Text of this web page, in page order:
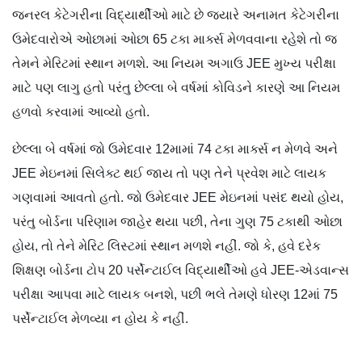
જનરલ કેટેગરીના વિદ્યાર્થીઓ માટે છે જ્યારે અનામત કેટેગરીના
ઉમેદવારોએ ઓછામાં ઓછા 65 ટકા માર્ક્સ મેળવવાના રહેશે તો જ
તેમને મેરિટમાં સ્થાન મળશે. આ નિયમ અગાઉ JEE મુખ્ય પરીક્ષા
માટે પણ લાગુ હતો પરંતુ છેલ્લા બે વર્ષમાં કોવિડને કારણે આ નિયમ
હળવો કરવામાં આવ્યો હતો.
છેલ્લા બે વર્ષમાં જો ઉમેદવાર 12મામાં 74 ટકા માર્ક્સ ન મેળવે અને
JEE મેઇનમાં સિલેક્ટ થઈ જાય તો પણ તેને પ્રવેશ માટે લાયક
ગણવામાં આવતો હતો. જો ઉમેદવાર JEE મેઇનમાં પસંદ થયો હોય,
પરંતુ બોર્ડના પરિણામ જાહેર થયા પછી, તેના ગુણ 75 ટકાથી ઓછા
હોય, તો તેને મેરિટ લિસ્ટમાં સ્થાન મળશે નહીં. જો કે, હવે દરેક
શિક્ષણ બોર્ડના ટોપ 20 પર્સેન્ટાઈલ વિદ્યાર્થીઓ હવે JEE-એડવાન્સ
પરીક્ષા આપવા માટે લાયક બનશે, પછી ભલે તેમણે ધોરણ 12માં 75
પર્સેન્ટાઈલ મેળવ્યા ન હોય કે નહીં.